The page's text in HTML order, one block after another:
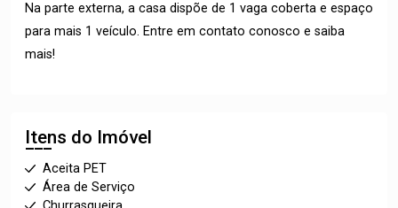
Na parte externa, a casa dispõe de 1 vaga coberta e espaço
para mais 1 veículo. Entre em contato conosco e saiba
mais!
Itens do Imóvel
Aceita PET
Área de Serviço